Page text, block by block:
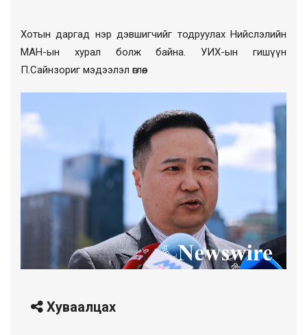
Хотын даргад нэр дэвшигчийг тодруулах Нийслэлийн
МАН-ын хурал болж байна. УИХ-ын гишүүн
П.Сайнзориг мэдээлэл өглөө.
Хуваалцах